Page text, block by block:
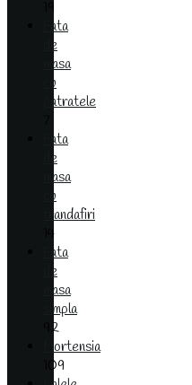
Fata
de
masa
cu
patratele
Fata
de
masa
cu
trandafiri
14
Fata
de
masa
simpla
92
Hortensia
109